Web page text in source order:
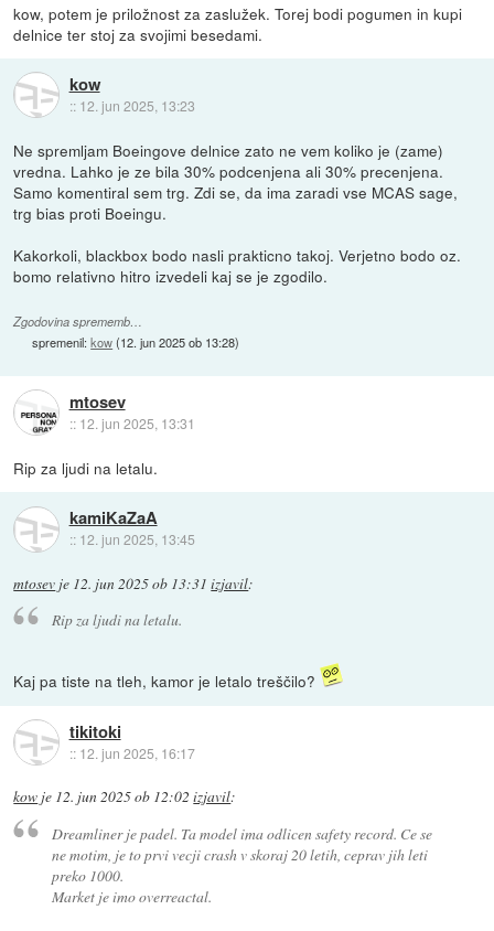
kow, potem je priložnost za zaslužek. Torej bodi pogumen in kupi
delnice ter stoj za svojimi besedami.
kow
:: 12. jun 2025, 13:23
Ne spremljam Boeingove delnice zato ne vem koliko je (zame)
vredna. Lahko je ze bila 30% podcenjena ali 30% precenjena.
Samo komentiral sem trg. Zdi se, da ima zaradi vse MCAS sage,
trg bias proti Boeingu.
Kakorkoli, blackbox bodo nasli prakticno takoj. Verjetno bodo oz.
bomo relativno hitro izvedeli kaj se je zgodilo.
Zgodovina sprememb…
spremenil:kow(12. jun 2025 ob 13:28)
mtosev
:: 12. jun 2025, 13:31
Rip za ljudi na letalu.
kamiKaZaA
:: 12. jun 2025, 13:45
mtosev je 12. jun 2025 ob 13:31 izjavil:
Rip za ljudi na letalu.
Kaj pa tiste na tleh, kamor je letalo treščilo?
tikitoki
:: 12. jun 2025, 16:17
kow je 12. jun 2025 ob 12:02 izjavil:
Dreamliner je padel. Ta model ima odlicen safety record. Ce se
ne motim, je to prvi vecji crash v skoraj 20 letih, ceprav jih leti
preko 1000.
Market je imo overreactal.